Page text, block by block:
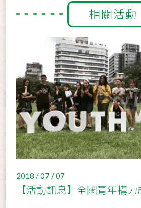
相關活動
2018 / 07 / 07
【活動訊息】全國青年構